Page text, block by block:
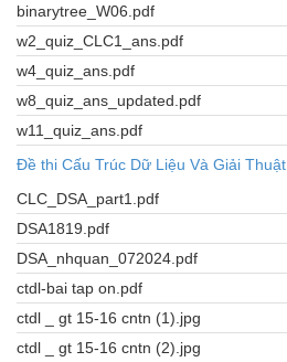
binarytree_W06.pdf
w2_quiz_CLC1_ans.pdf
w4_quiz_ans.pdf
w8_quiz_ans_updated.pdf
w11_quiz_ans.pdf
Đề thi Cấu Trúc Dữ Liệu Và Giải Thuật
CLC_DSA_part1.pdf
DSA1819.pdf
DSA_nhquan_072024.pdf
ctdl-bai tap on.pdf
ctdl _ gt 15-16 cntn (1).jpg
ctdl _ gt 15-16 cntn (2).jpg